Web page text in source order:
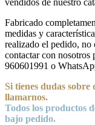
vendidos de nuestro
Fabricado
medidas y
realizado el pedido, no
contactar con
960601991 o
Si tienes dudas sobre
llamarnos.
Todos los productos
bajo pedido.